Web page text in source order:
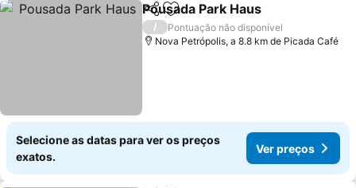
PartilharAdicionar aos favoritos
Pousada Park Haus
/
Pontuação não disponível
Nova Petrópolis, a 8.8 km de Picada Café
Selecione as datas para ver os preços
exatos.
Ver preços